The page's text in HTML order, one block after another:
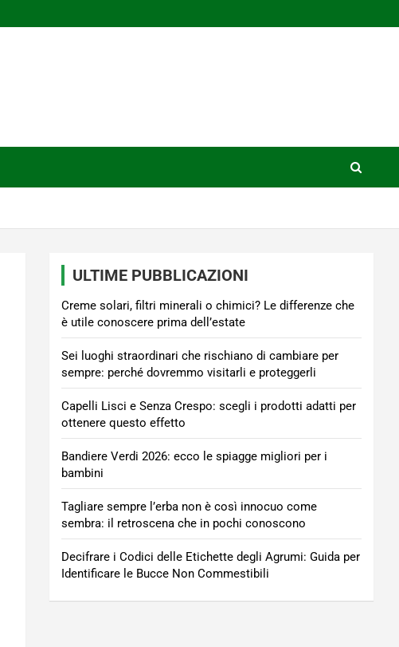
ULTIME PUBBLICAZIONI
Creme solari, filtri minerali o chimici? Le differenze che
è utile conoscere prima dell’estate
Sei luoghi straordinari che rischiano di cambiare per
sempre: perché dovremmo visitarli e proteggerli
Capelli Lisci e Senza Crespo: scegli i prodotti adatti per
ottenere questo effetto
Bandiere Verdi 2026: ecco le spiagge migliori per i
bambini
Tagliare sempre l’erba non è così innocuo come
sembra: il retroscena che in pochi conoscono
Decifrare i Codici delle Etichette degli Agrumi: Guida per
Identificare le Bucce Non Commestibili